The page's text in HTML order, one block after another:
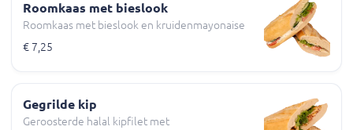
Roomkaas met bieslook
Roomkaas met bieslook en kruidenmayonaise
€ 7,25
Gegrilde kip
Geroosterde halal kipfilet met